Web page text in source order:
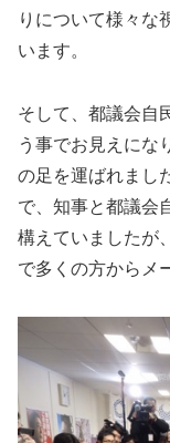
りについて様々な
います。
そして、都議会自
う事でお見えにな
の足を運ばれまし
で、知事と都議会
構えていましたが
で多くの方からメ